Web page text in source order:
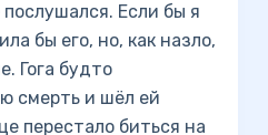
Если бы я
бы его, но, как назло,
Гога будто
смерть и шёл ей
перестало биться на